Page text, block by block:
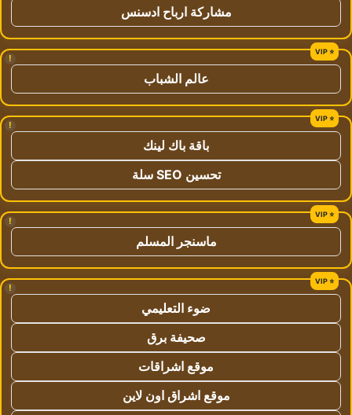
مشاركة ارباح ادسنس
!
عالم الشباب
!
باقة باك لينك
تحسين SEO سلة
!
ماسنجر المسلم
!
ضوء التعليمي
صحيفة برق
موقع اشراقات
موقع اشراق اون لاين